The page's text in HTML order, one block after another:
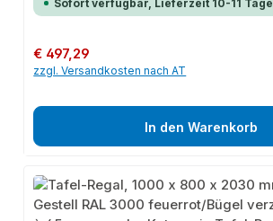
Sofort verfügbar, Lieferzeit 10-11 Tage
Regulärer Preis:
€ 497,29
zzgl. Versandkosten nach AT
In den Warenkorb